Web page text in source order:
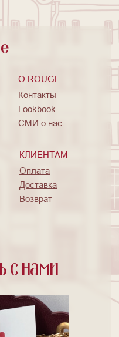
O ROUGE
КЛИЕНТАМ
Контакты
Lookbook
СМИ о нас
Оплата
Доставка
Возврат
с нами